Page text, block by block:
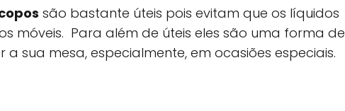
são bastante úteis pois evitam que os líquidos
móveis. Para além de úteis eles são uma forma de
a sua mesa, especialmente, em ocasiões especiais.